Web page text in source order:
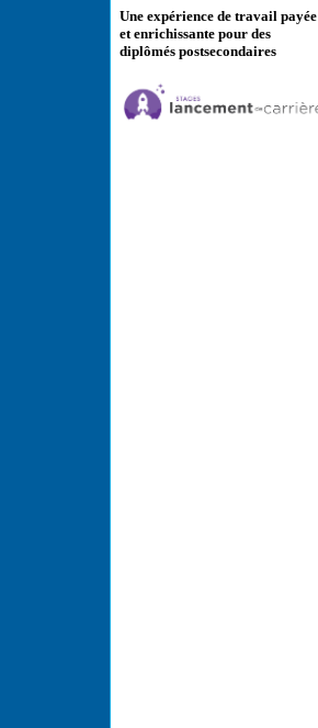
Une expérience de travail payée
et enrichissante pour des
diplômés postsecondaires